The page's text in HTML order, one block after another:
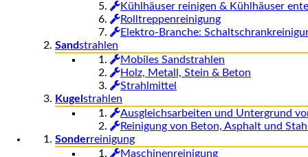
Kühlhäuser reinigen & Kühlhäuser
Rolltreppenreinigung
Elektro-Branche:
Sandstrahlen
Mobiles Sandstrahlen
Holz, Metall, Stein & Beton
Strahlmittel
Kugel strahlen
Ausgleichsarbeiten und Untergrund
Reinigung von Beton, Asphalt und
Sonderreinigung
Maschinenreinigung